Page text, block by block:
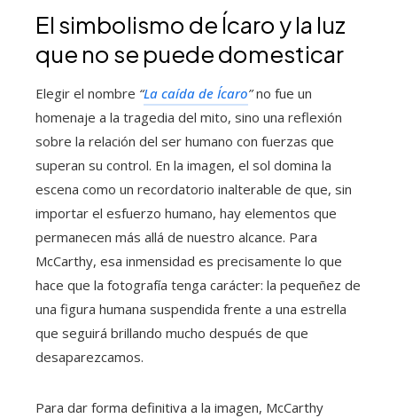
El simbolismo de Ícaro y la luz
que no se puede domesticar
Elegir el nombre “La caída de Ícaro”no fue un
homenaje a la tragedia del mito, sino una reflexión
sobre la relación del ser humano con fuerzas que
superan su control. En la imagen, el sol domina la
escena como un recordatorio inalterable de que, sin
importar el esfuerzo humano, hay elementos que
permanecen más allá de nuestro alcance. Para
McCarthy, esa inmensidad es precisamente lo que
hace que la fotografía tenga carácter: la pequeñez de
una figura humana suspendida frente a una estrella
que seguirá brillando mucho después de que
desaparezcamos.
Para dar forma definitiva a la imagen, McCarthy